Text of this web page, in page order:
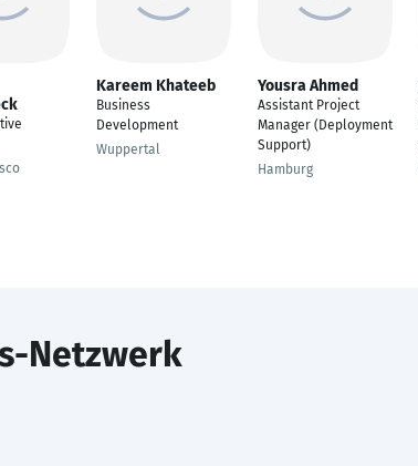
Kareem Khateeb
Business
Development
Wuppertal
Yousra Ahmed
Assistant Project
Manager (Deployment
Support)
Hamburg
Netzwerk